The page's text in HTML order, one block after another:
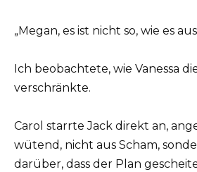
„Megan, es ist nicht so, wie es
Ich beobachtete, wie Vanessa
verschränkte.
Carol starrte Jack direkt an,
wütend, nicht aus Scham,
darüber, dass der Plan